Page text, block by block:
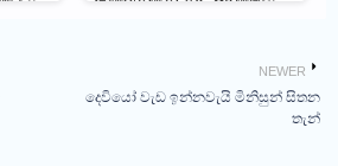
NEWER
දෙවියෝ වැඩ ඉන්නවැයි මිනිසුන් සිතන
තැන්